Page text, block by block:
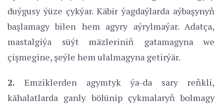
duýgusy ýüze çykýar. Käbir ýagdaýlarda aýbaşynyň
başlamagy bilen hem agyry aýrylmaýar. Adatça,
mastalgiýa süýt mäzleriniň gatamagyna we
çişmegine, şeýle hem ulalmagyna getirýär.
2. Emziklerden agymtyk ýa-da sary reňkli,
kähalatlarda ganly bölünip çykmalaryň bolmagy